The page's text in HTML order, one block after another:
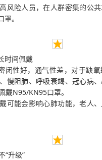
风险人员，在人群密集的公
。
时间佩戴
闭性好，通气性差，对于缺
慢阻肺、呼吸衰竭、冠心病
戴N95/KN95口罩。
可能会影响心肺功能，老人
“升级”